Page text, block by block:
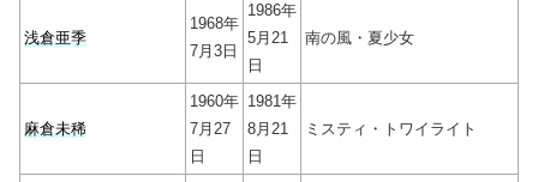
浅倉亜季
1968年
7月3日
1986年
5月21
日
南の風・夏少女
麻倉未稀
1960年
7月27
日
1981年
8月21
日
ミスティ・トワイライト